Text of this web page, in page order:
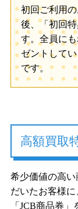
初回ご利用
後、「初回
す。全員に
ゼントして
です。
高額買取
希少価値の高
だいたお客様に
「JCB商品券